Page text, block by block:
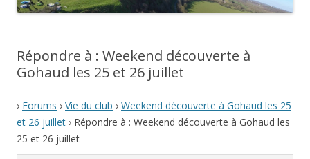
Répondre à : Weekend découverte à
Gohaud les 25 et 26 juillet
› Forums › Vie du club › Weekend découverte à Gohaud les 25
et 26 juillet › Répondre à : Weekend découverte à Gohaud les
25 et 26 juillet